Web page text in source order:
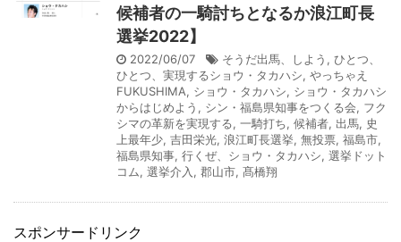
候補者の一騎討ちとなるか浪江町長
選挙2022】
2022/06/07 そうだ出馬、しよう , ひとつ、
ひとつ、実現するショウ・タカハシ, やっちゃえ
FUKUSHIMA, ショウ・タカハシ, ショウ・タカハシ
からはじめよう , シン・福島県知事をつくる会, フク
シマの革新を実現する, 一騎打ち, 候補者, 出馬, 史
上最年少, 吉田栄光, 浪江町長選挙, 無投票, 福島市,
福島県知事, 行くぜ、ショウ・タカハシ, 選挙ドット
コム, 選挙介入 , 郡山市, 髙橋翔
スポンサードリンク